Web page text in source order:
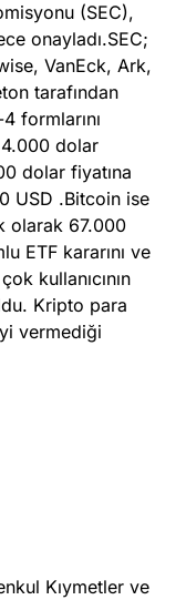
(SEC),
onayladı.SEC;
VanEck, Ark,
tarafından
formlarını
dolar
dolar fiyatına
USD .Bitcoin ise
olarak 67.000
ETF kararını ve
kullanıcının
Kripto para
vermediği
Kıymetler ve